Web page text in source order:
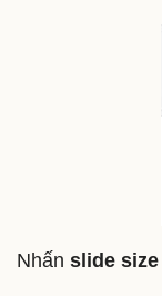
Nhấn slide